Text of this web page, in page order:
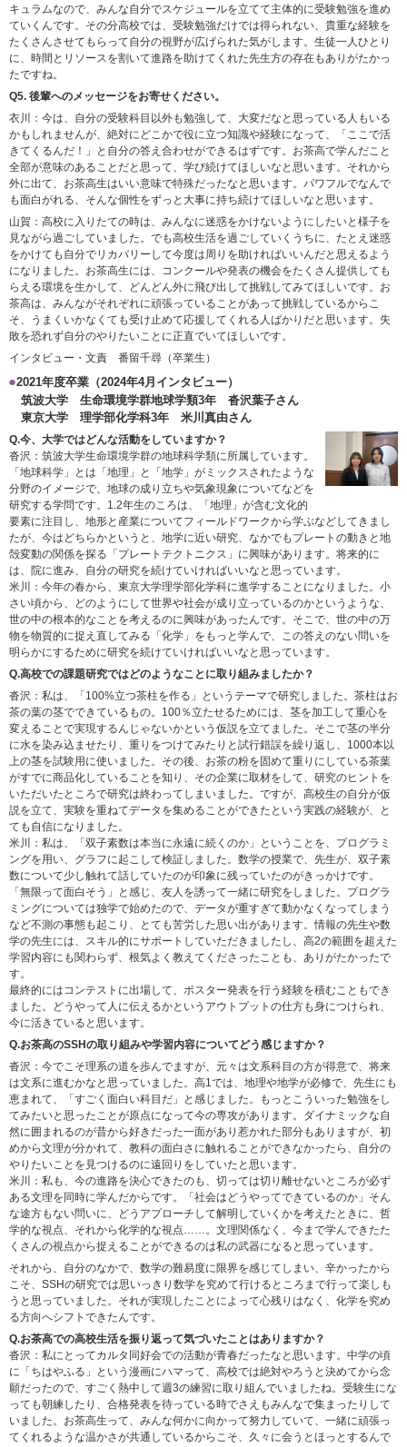
キュラムなので、みんな自分でスケジュールを立てて主体的に受験勉強を進め
ていくんです。その分高校では、受験勉強だけでは得られない、貴重な経験を
たくさんさせてもらって自分の視野が広げられた気がします。生徒一人ひとり
に、時間とリソースを割いて進路を助けてくれた先生方の存在もありがたかっ
たですね。
Q5. 後輩へのメッセージをお寄せください。
衣川：今は、自分の受験科目以外も勉強して、大変だなと思っている人もいる
かもしれませんが、絶対にどこかで役に立つ知識や経験になって、「ここで活
きてくるんだ！」と自分の答え合わせができるはずです。お茶高で学んだこと
全部が意味のあることだと思って、学び続けてほしいなと思います。それから
外に出て、お茶高生はいい意味で特殊だったなと思います。パワフルでなんで
も面白がれる、そんな個性をずっと大事に持ち続けてほしいなと思います。
山賀：高校に入りたての時は、みんなに迷惑をかけないようにしたいと様子を
見ながら過ごしていました。でも高校生活を過ごしていくうちに、たとえ迷惑
をかけても自分でリカバリーして今度は周りを助ければいいんだと思えるよう
になりました。お茶高生には、コンクールや発表の機会をたくさん提供しても
らえる環境を生かして、どんどん外に飛び出して挑戦してみてほしいです。お
茶高は、みんながそれぞれに頑張っていることがあって挑戦しているからこ
そ、うまくいかなくても受け止めて応援してくれる人ばかりだと思います。失
敗を恐れず自分のやりたいことに正直でいてほしいです。
インタビュー・文責 番留千尋（卒業生）
2021年度卒業（2024年4月インタビュー）
筑波大学 生命環境学群地球学類3年 沓沢葉子さん
東京大学 理学部化学科3年 米川真由さん
Q.今、大学ではどんな活動をしていますか？
沓沢：筑波大学生命環境学群の地球科学類に所属しています。
「地球科学」とは「地理」と「地学」がミックスされたような
分野のイメージで、地球の成り立ちや気象現象についてなどを
研究する学問です。1.2年生のころは、「地理」が含む文化的
要素に注目し、地形と産業についてフィールドワークから学ぶなどしてきまし
たが、今はどちらかというと、地学に近い研究、なかでもプレートの動きと地
殻変動の関係を探る「プレートテクトニクス」に興味があります。将来的に
は、院に進み、自分の研究を続けていければいいなと思っています。
米川：今年の春から、東京大学理学部化学科に進学することになりました。小
さい頃から、どのようにして世界や社会が成り立っているのかというような、
世の中の根本的なことを考えるのに興味があったんです。そこで、世の中の万
物を物質的に捉え直してみる「化学」をもっと学んで、この答えのない問いを
明らかにするために研究を続けていければいいなと思っています。
Q.高校での課題研究ではどのようなことに取り組みましたか？
沓沢：私は、「100%立つ茶柱を作る」というテーマで研究しました。茶柱はお
茶の葉の茎でできているもの。100％立たせるためには、茎を加工して重心を
変えることで実現するんじゃないかという仮説を立てました。そこで茎の半分
に水を染み込ませたり、重りをつけてみたりと試行錯誤を繰り返し、1000本以
上の茎を試験用に使いました。その後、お茶の粉を固めて重りにしている茶葉
がすでに商品化していることを知り、その企業に取材をして、研究のヒントを
いただいたところで研究は終わってしまいました。ですが、高校生の自分が仮
説を立て、実験を重ねてデータを集めることができたという実践の経験が、と
ても自信になりました。
米川：私は、「双子素数は本当に永遠に続くのか」ということを、プログラミ
ングを用い、グラフに起こして検証しました。数学の授業で、先生が、双子素
数について少し触れて話していたのが印象に残っていたのがきっかけです。
「無限って面白そう」と感じ、友人を誘って一緒に研究をしました。プログラ
ミングについては独学で始めたので、データが重すぎて動かなくなってしまう
など不測の事態も起こり、とても苦労した思い出があります。情報の先生や数
学の先生には、スキル的にサポートしていただきましたし、高2の範囲を超えた
学習内容にも関わらず、根気よく教えてくださったことも、ありがたかったで
す。
最終的にはコンテストに出場して、ポスター発表を行う経験を積むこともでき
ました。どうやって人に伝えるかというアウトプットの仕方も身につけられ、
今に活きていると思います。
Q.お茶高のSSHの取り組みや学習内容についてどう感じますか？
沓沢：今でこそ理系の道を歩んでますが、元々は文系科目の方が得意で、将来
は文系に進むかなと思っていました。高1では、地理や地学が必修で、先生にも
恵まれて、「すごく面白い科目だ」と感じました。もっとこういった勉強をし
てみたいと思ったことが原点になって今の専攻があります。ダイナミックな自
然に囲まれるのが昔から好きだった一面があり惹かれた部分もありますが、初
めから文理が分かれて、教科の面白さに触れることができなかったら、自分の
やりたいことを見つけるのに遠回りをしていたと思います。
米川：私も、今の進路を決心できたのも、切っては切り離せないところが必ず
ある文理を同時に学んだからです。「社会はどうやってできているのか」そん
な途方もない問いに、どうアプローチして解明していくかを考えたときに、哲
学的な視点、それから化学的な視点……。文理関係なく、今まで学んできたた
くさんの視点から捉えることができるのは私の武器になると思っています。
それから、自分のなかで、数学の難易度に限界を感じてしまい、辛かったから
こそ、SSHの研究では思いっきり数学を究めて行けるところまで行って楽しも
うと思っていました。それが実現したことによって心残りはなく、化学を究め
る方向へシフトできたんです。
Q.お茶高での高校生活を振り返って気づいたことはありますか？
沓沢：私にとってカルタ同好会での活動が青春だったなと思います。中学の頃
に「ちはやふる」という漫画にハマって、高校では絶対やろうと決めてから念
願だったので、すごく熱中して週3の練習に取り組んでいましたね。受験生にな
っても朝練したり、合格発表を待っている時でさえもみんなで集まったりして
いました。お茶高生って、みんな何かに向かって努力していて、一緒に頑張っ
てくれるような温かさが共通しているからこそ、久々に会うとほっとするんで